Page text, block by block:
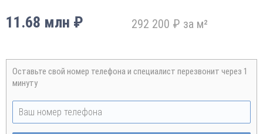
11.68 млн ₽ 292 200 ₽ за м²
Оставьте свой номер телефона и специалист перезвонит через 1
минуту